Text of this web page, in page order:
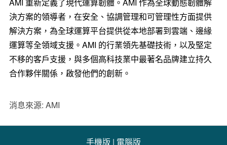
決方案的領導者，在安全、協調管理和可管理性方面提供
解決方案，為全球運算平台提供從本地部署到雲端、邊緣
運算等全領域支援。AMI 的行業領先基礎技術，以及堅定
不移的客戶支援，與多個高科技業中最著名品牌建立持久
合作夥伴關係，啟發他們的創新。
消息來源: AMI
手機版 | 電腦版